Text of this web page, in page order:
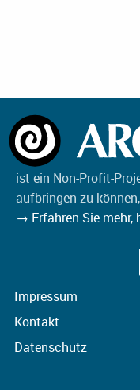
ist ein Non-Profit-
aufbringen zu
→ Erfahren Sie mehr,
Impressum
Kontakt
Datenschutz